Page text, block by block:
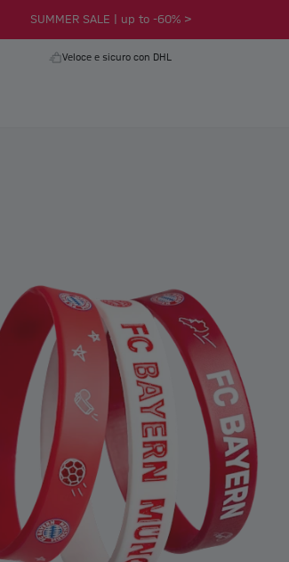
SUMMER SALE | up to -60% >
Veloce e sicuro con DHL